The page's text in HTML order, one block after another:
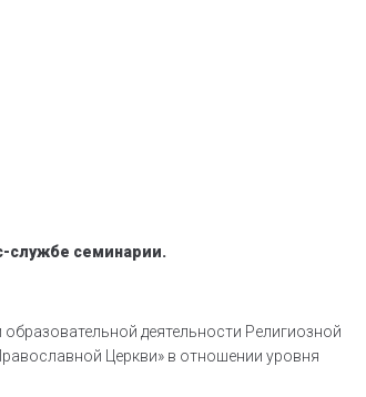
службе семинарии.
деятельности Религиозной
Церкви» в отношении уровня